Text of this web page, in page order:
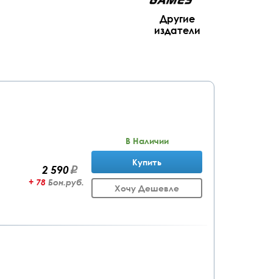
Другие
издатели
2 590
+ 78 Бон.руб.
В Наличии
Купить
Хочу Дешевле